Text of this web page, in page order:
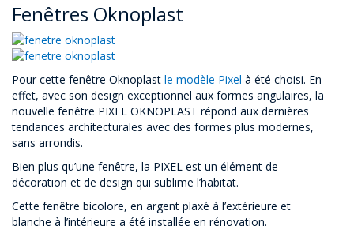
Fenêtres Oknoplast
Pour cette fenêtre Oknoplast le modèle Pixel à été choisi. En
effet, avec son design exceptionnel aux formes angulaires, la
nouvelle fenêtre PIXEL OKNOPLAST répond aux dernières
tendances architecturales avec des formes plus modernes,
sans arrondis.
Bien plus qu’une fenêtre, la PIXEL est un élément de
décoration et de design qui sublime l’habitat.
Cette fenêtre bicolore, en argent plaxé à l’extérieure et
blanche à l’intérieure a été installée en rénovation.